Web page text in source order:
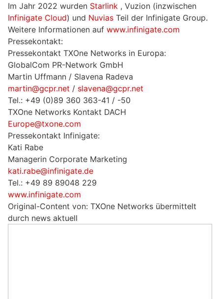
Im Jahr 2022 wurden Starlink , Vuzion (inzwischen
Infinigate Cloud) und Nuvias Teil der Infinigate Group.
Weitere Informationen auf www.infinigate.com
Pressekontakt:
Pressekontakt TXOne Networks in Europa:
GlobalCom PR-Network GmbH
Martin Uffmann / Slavena Radeva
martin@gcpr.net / slavena@gcpr.net
Tel.: +49 (0)89 360 363-41 / -50
TXOne Networks Kontakt DACH
Europe@txone.com
Pressekontakt Infinigate:
Kati Rabe
Managerin Corporate Marketing
kati.rabe@infinigate.de
Tel.: +49 89 89048 229
www.infinigate.com
Original-Content von: TXOne Networks übermittelt
durch news aktuell